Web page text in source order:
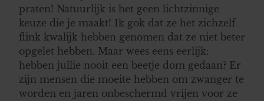
praten! Natuurlijk is het geen lichtzinnige
keuze die je maakt! Ik gok dat ze het zichzelf
flink kwalijk hebben genomen dat ze niet beter
opgelet hebben. Maar wees eens eerlijk:
hebben jullie nooit een beetje dom gedaan? Er
zijn mensen die moeite hebben om zwanger te
worden en jaren onbeschermd vrijen voor ze